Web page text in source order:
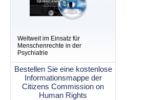
Weltweit im Einsatz für
Menschenrechte in der
Psychiatrie
Bestellen Sie eine kostenlose
Informationsmappe der
Citizens Commission on
Human Rights